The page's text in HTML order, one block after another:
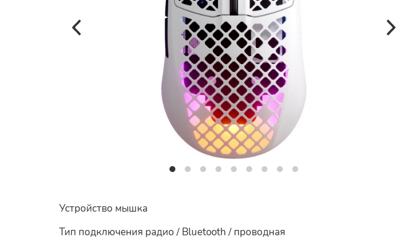
Устройство мышка
Тип подключения радио / Bluetooth / проводная